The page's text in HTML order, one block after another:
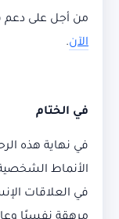
من أجل على دعم
الآن.
في الختام
في نهاية هذه
الأنماط
في العلاقات